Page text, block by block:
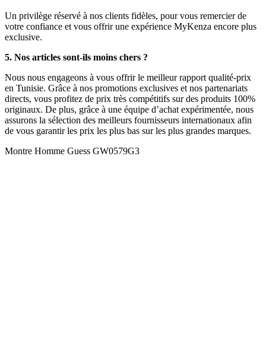
Un privilège réservé à nos clients fidèles, pour vous remercier de
votre confiance et vous offrir une expérience MyKenza encore plus
exclusive.
5. Nos articles sont-ils moins chers ?
Nous nous engageons à vous offrir le meilleur rapport qualité-prix
en Tunisie. Grâce à nos promotions exclusives et nos partenariats
directs, vous profitez de prix très compétitifs sur des produits 100%
originaux. De plus, grâce à une équipe d’achat expérimentée, nous
assurons la sélection des meilleurs fournisseurs internationaux afin
de vous garantir les prix les plus bas sur les plus grandes marques.
Montre Homme Guess GW0579G3